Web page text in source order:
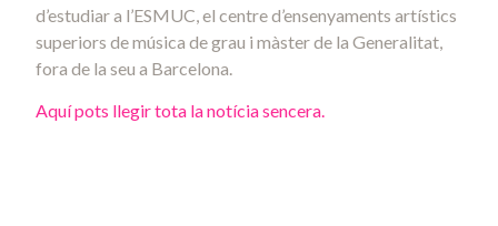
d’estudiar a l’ESMUC, el centre d’ensenyaments artístics
superiors de música de grau i màster de la Generalitat,
fora de la seu a Barcelona.
Aquí pots llegir tota la notícia sencera.